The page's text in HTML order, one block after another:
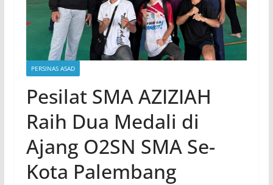
PERSINAS ASAD
Pesilat SMA AZIZIAH
Raih Dua Medali di
Ajang O2SN SMA Se-
Kota Palembang